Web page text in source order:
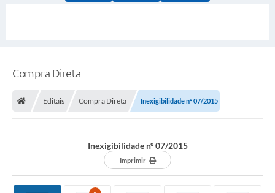
Compra Direta
Editais Compra Direta Inexigibilidade nº 07/2015
Inexigibilidade nº 07/2015
Imprimir